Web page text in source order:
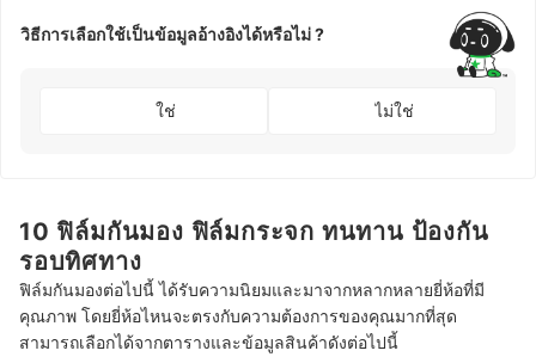
วิธีการเลือกใช้เป็นข้อมูลอ้างอิงได้หรือไม่ ?
ใช่ ไม่ใช่
10 ฟิล์มกันมอง ฟิล์มกระจก ทนทาน ป้องกัน
รอบทิศทาง
ฟิล์มกันมองต่อไปนี้ ได้รับความนิยมและมาจากหลากหลายยี่ห้อที่มี
คุณภาพ โดยยี่ห้อไหนจะตรงกับความต้องการของคุณมากที่สุด
สามารถเลือกได้จากตารางและข้อมูลสินค้าดังต่อไปนี้